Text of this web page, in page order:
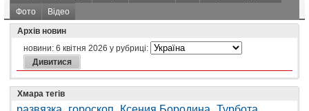
Фото
Відео
Архів новин
новини: 6 квітня 2026 у рубриці:
Хмара тегів